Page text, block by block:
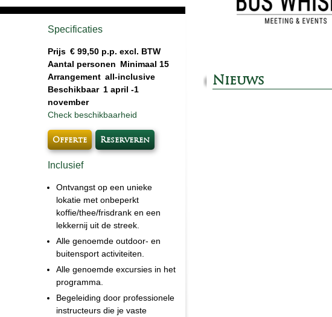
Specificaties
Prijs € 99,50 p.p. excl. BTW
Aantal personen Minimaal 15
Arrangement all-inclusive
Beschikbaar 1 april -1
november
Check beschikbaarheid
Offerte Reserveren
Inclusief
Ontvangst op een unieke
lokatie met onbeperkt
koffie/thee/frisdrank en een
lekkernij uit de streek.
Alle genoemde outdoor- en
buitensport activiteiten.
Alle genoemde excursies in het
programma.
Begeleiding door professionele
instructeurs die je vaste
Nieuws